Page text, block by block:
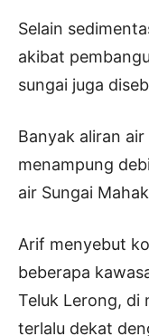
Selain
akibat
sungai juga
Banyak aliran
menampung
air Sungai
Arif menyebut
beberapa
Teluk Lerong, di
terlalu dekat